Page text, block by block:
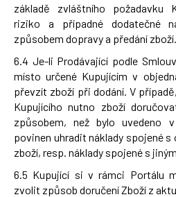
základě zvláštního požadavku
riziko a případné dodatečné
způsobem dopravy a předání zboží.
6.4 Je-li Prodávající podle
místo určené Kupujícím v
převzít zboží při dodání. V
Kupujícího nutno zboží
způsobem, než bylo uvedeno
povinen uhradit náklady spojené
zboží, resp. náklady spojené s
6.5 Kupující si v rámci Portálu
zvolit způsob doručení Zboží z